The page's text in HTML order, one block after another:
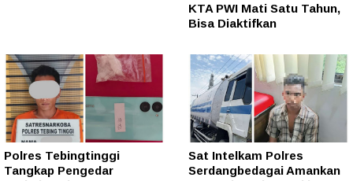
KTA PWI Mati Satu Tahun,
Bisa Diaktifkan
Polres Tebingtinggi
Tangkap Pengedar
Sat Intelkam Polres
Serdangbedagai Amankan